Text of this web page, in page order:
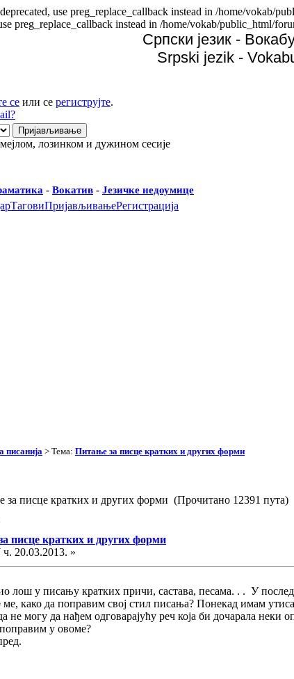
use preg_replace_callback instead in /home/vokab/
preg_replace_callback instead in /home/vokab/public_html/
Српски језик -
Srpski jezik -
се или се региструјте.
лозинком и дужином сесије
- Вокатив - Језичке недоумице
ТаговиПријављивањеРегистрација
писанија > Тема: Питање за писце кратких и других форми
за писце кратких и других форми (Прочитано 12391 пута)
писце кратких и других форми
ч. 20.03.2013. »
лош у писању кратких причи, састава, песама. . . У
ме, како да поправим свој стил писања? Понекад имам
не могу да нађем одговарајућу реч која би дочарала неки
у овоме?